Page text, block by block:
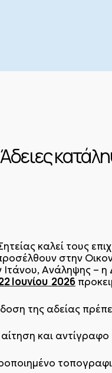
Άδειες
καλεί τους
στην
Ανάληψης – η
Ιουνίου 2026
της αδείας
αίτηση και